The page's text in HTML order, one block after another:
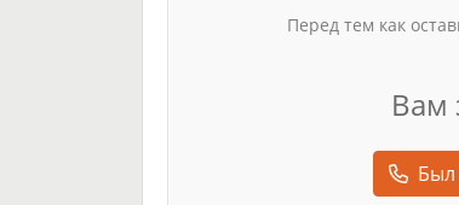
Перед тем как
Вам
Был